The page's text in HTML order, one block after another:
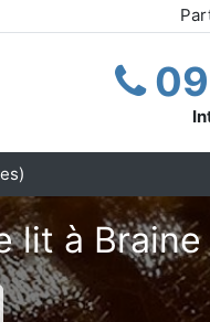
09
lit à Braine